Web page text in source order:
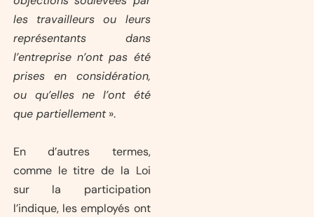
les travailleurs ou leurs
représentants dans
l’entreprise n’ont pas été
prises en considération,
ou qu’elles ne l’ont été
que partiellement».
En d’autres termes,
comme le titre de la Loi
sur la participation
l’indique, les employés ont